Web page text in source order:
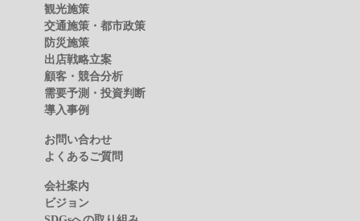
観光施策
交通施策・都市政策
防災施策
出店戦略立案
顧客・競合分析
需要予測・投資判断
導入事例
お問い合わせ
よくあるご質問
会社案内
ビジョン